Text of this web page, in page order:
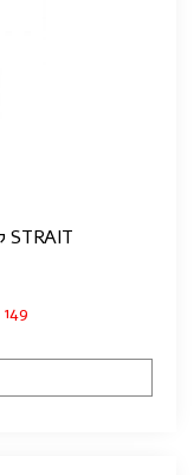
STRAIT קרם החלקה מספר 0 | 300 מ"ל
149